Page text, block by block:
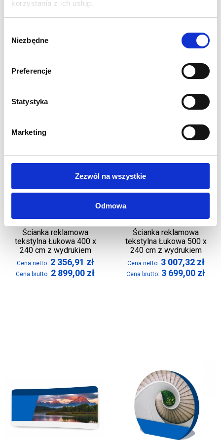
korzystania z ich usług.
zgody
Niezbędne
Preferencje
Statystyka
Marketing
Zezwól na wszystkie
Odmowa
Cena brutto: 1 699,00zł
1 478,86zł
1 699,00 zł
Ścianka reklamowa
tekstylna Łukowa 400 x
240 cm z wydrukiem
Cena netto: 2 356,91 zł
Cena brutto: 2 899,00 zł
Ścianka reklamowa
tekstylna Łukowa 500 x
240 cm z wydrukiem
Cena netto: 3 007,32 zł
Cena brutto: 3 699,00 zł